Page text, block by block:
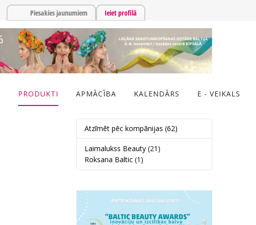
Piesakies jaunumiem Ieiet profilā
PRODUKTI APMĀCĪBA KALENDĀRS E - VEIKALS
Atzīmēt pēc kompānijas (62)
Laimalukss Beauty (21)
Roksana Baltic (1)